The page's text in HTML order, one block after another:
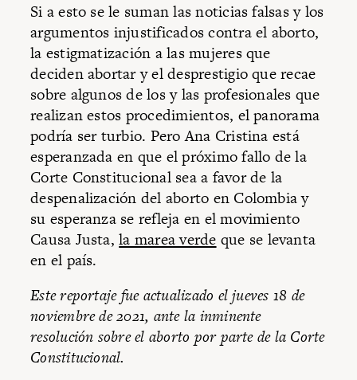
Si a esto se le suman las noticias falsas y los
argumentos injustificados contra el aborto,
la estigmatización a las mujeres que
deciden abortar y el desprestigio que recae
sobre algunos de los y las profesionales que
realizan estos procedimientos, el panorama
podría ser turbio. Pero Ana Cristina está
esperanzada en que el próximo fallo de la
Corte Constitucional sea a favor de la
despenalización del aborto en Colombia y
su esperanza se refleja en el movimiento
Causa Justa,la marea verde que se levanta
en el país.
Este reportaje fue actualizado el jueves 18 de
noviembre de 2021, ante la inminente
resolución sobre el aborto por parte de la Corte
Constitucional.